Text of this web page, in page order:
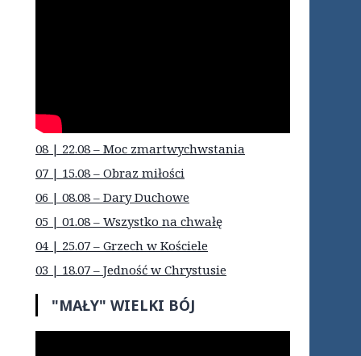
08 | 22.08 – Moc zmartwychwstania
07 | 15.08 – Obraz miłości
06 | 08.08 – Dary Duchowe
05 | 01.08 – Wszystko na chwałę
04 | 25.07 – Grzech w Kościele
03 | 18.07 – Jedność w Chrystusie
"MAŁY" WIELKI BÓJ